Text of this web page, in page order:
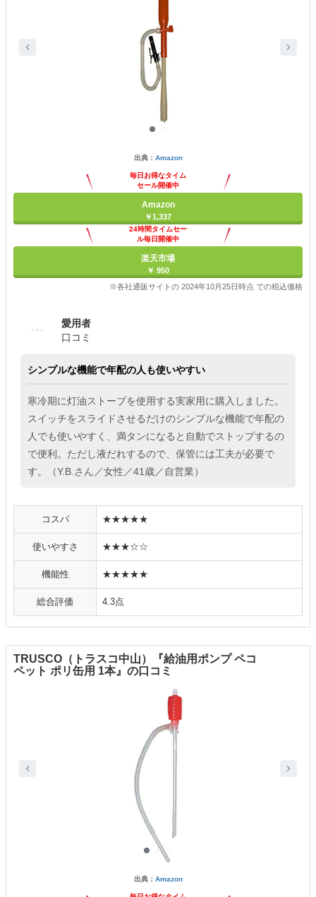
出典： Amazon
毎日お得なタイム
セール開催中
Amazon
￥1,337
24時間タイムセー
ル毎日開催中
楽天市場
￥ 950
※各社通販サイトの 2024年10月25日時点 での税込価格
愛用者
口コミ
シンプルな機能で年配の人も使いやすい
寒冷期に灯油ストーブを使用する実家用に購入しました。
スイッチをスライドさせるだけのシンプルな機能で年配の
人でも使いやすく、満タンになると自動でストップするの
で便利。ただし液だれするので、保管には工夫が必要で
す。（Y.B.さん／女性／41歳／自営業）
コスパ ★★★★★
使いやすさ ★★★☆☆
機能性 ★★★★★
総合評価 4.3点
TRUSCO（トラスコ中山）『給油用ポンプ ペコ
ペット ポリ缶用 1本』の口コミ
出典： Amazon